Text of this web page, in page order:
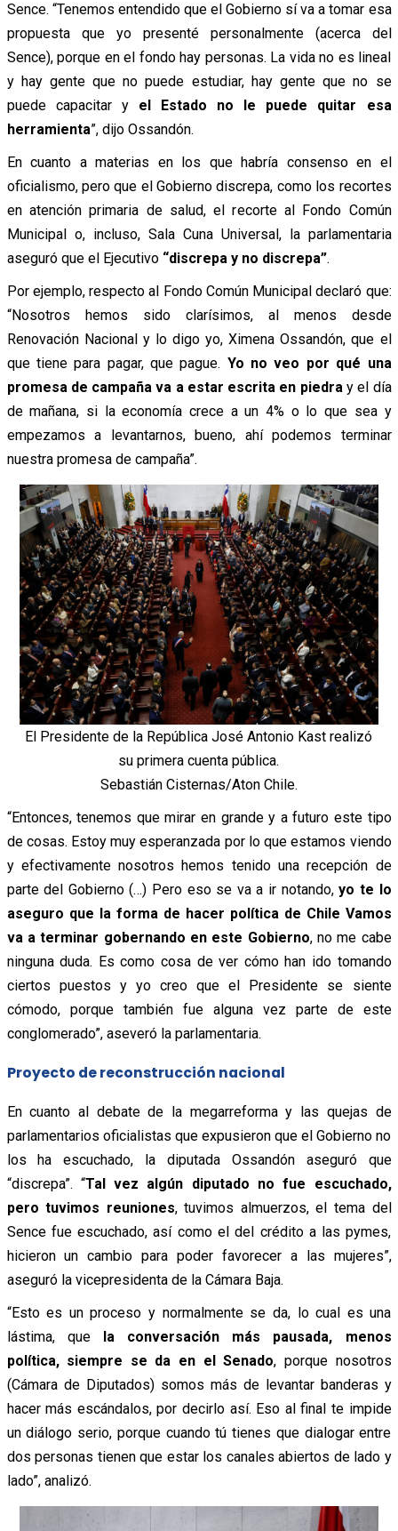
Sence. “Tenemos entendidoque el Gobierno sí va a tomar esa
propuesta que yo presenté personalmente (acerca del
Sence), porque en el fondo hay personas. La vida no es lineal
y hay gente que no puede estudiar, hay gente que no se
puede capacitar y el Estado no le puede quitar esa
herramienta”, dijo Ossandón.
En cuanto a materias en los que habría consenso en el
oficialismo, pero que el Gobierno discrepa, como los recortes
en atención primaria de salud, el recorte al Fondo Común
Municipal o, incluso, Sala Cuna Universal, la parlamentaria
aseguró que el Ejecutivo “discrepa y no discrepa”.
Por ejemplo, respecto al Fondo Común Municipal declaró que:
“Nosotros hemos sido clarísimos, al menos desde
Renovación Nacional y lo digo yo, Ximena Ossandón, que el
que tiene para pagar, que pague. Yo no veo por qué una
promesa de campaña va a estar escrita en piedray el día
de mañana, si la economía crece a un 4% o lo que sea y
empezamos a levantarnos, bueno, ahí podemos terminar
nuestra promesa de campaña”.
El Presidente de la República José Antonio Kast realizó
su primera cuenta pública.
Sebastián Cisternas/Aton Chile.
“Entonces, tenemos que mirar en grande y a futuro este tipo
de cosas. Estoy muy esperanzada por lo que estamos viendo
y efectivamente nosotros hemos tenido una recepción de
parte del Gobierno (…) Pero eso se va a ir notando,yo te lo
aseguro que la forma de hacer política de Chile Vamos
va a terminar gobernando en este Gobierno, no me cabe
ninguna duda. Es como cosa de ver cómo han ido tomando
ciertos puestos y yo creo que el Presidente se siente
cómodo, porque también fue alguna vez parte de este
conglomerado”, aseveró la parlamentaria.
Proyecto de reconstrucción nacional
En cuanto al debate de la megarreforma y las quejas de
parlamentarios oficialistas que expusieron que el Gobierno no
los ha escuchado, la diputada Ossandón aseguró que
“discrepa”. “Tal vez algún diputado no fue escuchado,
pero tuvimos reuniones, tuvimos almuerzos, el tema del
Sence fue escuchado, así como el del crédito a las pymes,
hicieron un cambio para poder favorecer a las mujeres”,
aseguró la vicepresidenta de la Cámara Baja.
“Esto es un proceso y normalmente se da, lo cual es una
lástima, quela conversación más pausada, menos
política, siempre se da en el Senado, porque nosotros
(Cámara de Diputados) somos más de levantar banderas y
hacer más escándalos, por decirlo así. Eso al final te impide
un diálogo serio, porque cuando tú tienes que dialogar entre
dos personas tienen que estar los canales abiertos de lado y
lado”, analizó.